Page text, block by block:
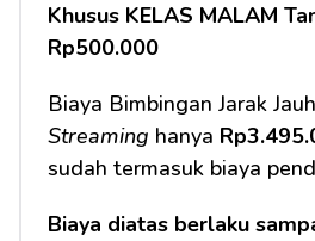
Khusus KELAS MALAM
Rp500.000
Biaya Bimbingan Jarak Jauh
Streaming hanya
sudah termasuk biaya
Biaya diatas berlaku